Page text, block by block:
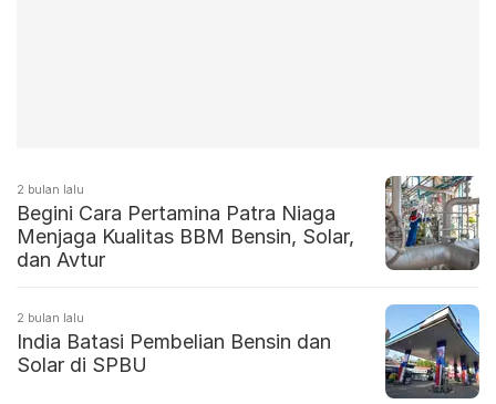
2 bulan lalu
Begini Cara Pertamina Patra Niaga
Menjaga Kualitas BBM Bensin, Solar,
dan Avtur
2 bulan lalu
India Batasi Pembelian Bensin dan
Solar di SPBU